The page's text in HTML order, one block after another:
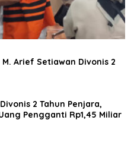
M. Arief Setiawan Divonis 2
2 Tahun Penjara,
Pengganti Rp1,45 Miliar